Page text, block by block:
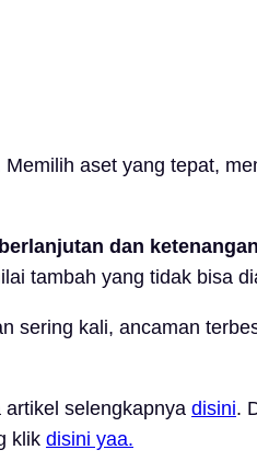
aset yang tepat,
dan
tambah yang tidak bisa
sering kali, ancaman
selengkapnya disini.
klik disini yaa.